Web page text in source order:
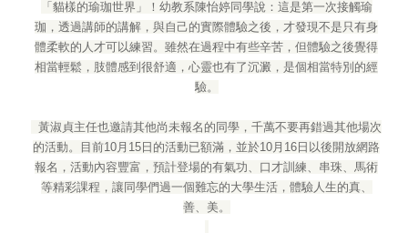
「貓樣的瑜珈世界」！幼教系陳怡婷同學說：這是第一次接觸瑜
珈，透過講師的講解，與自己的實際體驗之後，才發現不是只有身
體柔軟的人才可以練習。雖然在過程中有些辛苦，但體驗之後覺得
相當輕鬆，肢體感到很舒適，心靈也有了沉澱，是個相當特別的經
驗。
黃淑貞主任也邀請其他尚未報名的同學，千萬不要再錯過其他場次
的活動。目前10月15日的活動已額滿，並於10月16日以後開放網路
報名，活動內容豐富，預計登場的有氣功、口才訓練、串珠、馬術
等精彩課程，讓同學們過一個難忘的大學生活，體驗人生的真、
善、美。